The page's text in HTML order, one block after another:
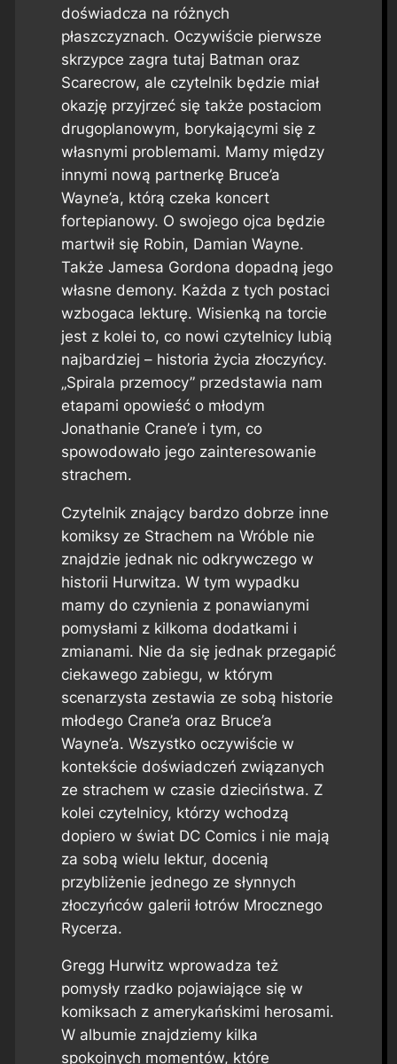
doświadcza na różnych
płaszczyznach. Oczywiście pierwsze
skrzypce zagra tutaj Batman oraz
Scarecrow, ale czytelnik będzie miał
okazję przyjrzeć się także postaciom
drugoplanowym, borykającymi się z
własnymi problemami. Mamy między
innymi nową partnerkę Bruce’a
Wayne’a, którą czeka koncert
fortepianowy. O swojego ojca będzie
martwił się Robin, Damian Wayne.
Także Jamesa Gordona dopadną jego
własne demony. Każda z tych postaci
wzbogaca lekturę. Wisienką na torcie
jest z kolei to, co nowi czytelnicy lubią
najbardziej – historia życia złoczyńcy.
„Spirala przemocy” przedstawia nam
etapami opowieść o młodym
Jonathanie Crane’e i tym, co
spowodowało jego zainteresowanie
strachem.
Czytelnik znający bardzo dobrze inne
komiksy ze Strachem na Wróble nie
znajdzie jednak nic odkrywczego w
historii Hurwitza. W tym wypadku
mamy do czynienia z ponawianymi
pomysłami z kilkoma dodatkami i
zmianami. Nie da się jednak przegapić
ciekawego zabiegu, w którym
scenarzysta zestawia ze sobą historie
młodego Crane’a oraz Bruce’a
Wayne’a. Wszystko oczywiście w
kontekście doświadczeń związanych
ze strachem w czasie dzieciństwa. Z
kolei czytelnicy, którzy wchodzą
dopiero w świat DC Comics i nie mają
za sobą wielu lektur, docenią
przybliżenie jednego ze słynnych
złoczyńców galerii łotrów Mrocznego
Rycerza.
Gregg Hurwitz wprowadza też
pomysły rzadko pojawiające się w
komiksach z amerykańskimi herosami.
W albumie znajdziemy kilka
spokojnych momentów, które